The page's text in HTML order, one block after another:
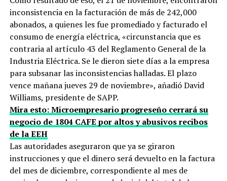
inconsistencia en la facturación de más de 242,000
abonados, a quienes les fue promediado y facturado el
consumo de energía eléctrica, «circunstancia que es
contraria al artículo 43 del Reglamento General de la
Industria Eléctrica. Se le dieron siete días a la empresa
para subsanar las inconsistencias halladas. El plazo
vence mañana jueves 29 de noviembre», añadió David
Williams, presidente de SAPP.
Mira esto: Microempresario progreseño cerrará su
negocio de 1804 CAFE por altos y abusivos recibos
de la EEH
Las autoridades aseguraron que ya se giraron
instrucciones y que el dinero será devuelto en la factura
del mes de diciembre, correspondiente al mes de